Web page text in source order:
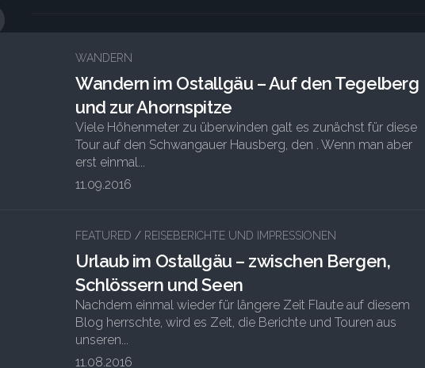
WANDERN
Wandern im Ostallgäu – Auf den Tegelberg
und zur Ahornspitze
Viele Höhenmeter zu überwinden galt es zunächst für diese
Tour auf den Schwangauer Hausberg, den . Wenn man aber
erst einmal...
11.09.2016
FEATURED / REISEBERICHTE UND IMPRESSIONEN
Urlaub im Ostallgäu – zwischen Bergen,
Schlössern und Seen
Nachdem einmal wieder für längere Zeit Flaute auf diesem
Blog herrschte, wird es Zeit, die Berichte und Touren aus
unseren...
11.08.2016